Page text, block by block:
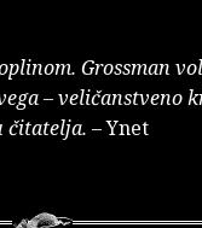
Grossman
– veličanstveno
čitatelja. – Ynet